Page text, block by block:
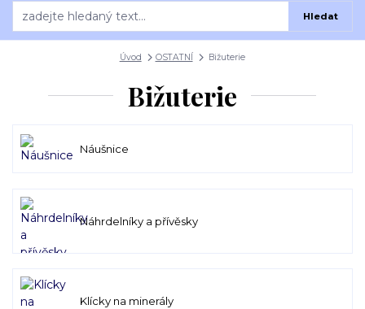
Hledat
Úvod OSTATNÍ Bižuterie
Bižuterie
Náušnice
Náhrdelníky a přívěsky
Klícky na minerály